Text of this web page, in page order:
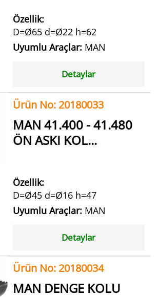
Özellik:
D=Ø65 d=Ø22 h=62
Uyumlu Araçlar: MAN
Detaylar
Ürün No: 20180033
MAN 41.400 - 41.480
ÖN ASKI KOL...
Özellik:
D=Ø45 d=Ø16 h=47
Uyumlu Araçlar: MAN
Detaylar
Ürün No: 20180034
MAN DENGE KOLU